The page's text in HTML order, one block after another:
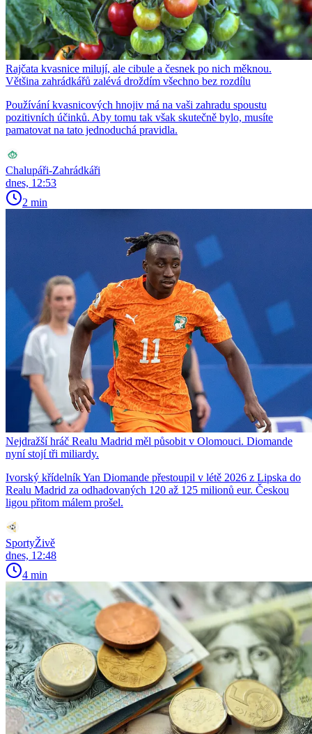
Rajčata kvasnice milují, ale cibule a česnek po nich měknou.
Většina zahrádkářů zalévá droždím všechno bez rozdílu
Používání kvasnicových hnojiv má na vaši zahradu spoustu
pozitivních účinků. Aby tomu tak však skutečně bylo, musíte
pamatovat na tato jednoduchá pravidla.
Chalupáři-Zahrádkáři
dnes, 12:53
2 min
Nejdražší hráč Realu Madrid měl působit v Olomouci. Diomande
nyní stojí tři miliardy.
Ivorský křídelník Yan Diomande přestoupil v létě 2026 z Lipska do
Realu Madrid za odhadovaných 120 až 125 milionů eur. Českou
ligou přitom málem prošel.
SportyŽivě
dnes, 12:48
4 min